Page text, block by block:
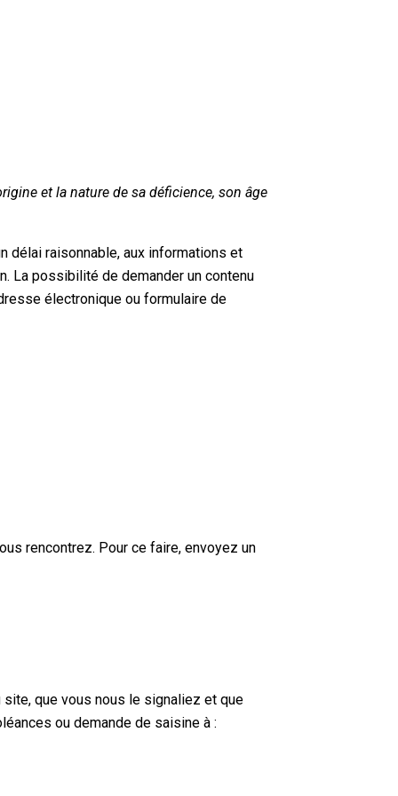
et la nature de sa déficience, son âge
délai raisonnable, aux informations et
La possibilité de demander un contenu
électronique ou formulaire de
rencontrez. Pour ce faire, envoyez un
site, que vous nous le signaliez et que
ou demande de saisine à :